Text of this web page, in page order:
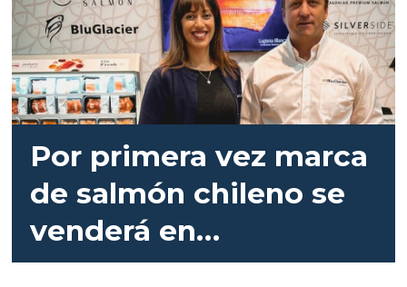
Por primera vez marca
de salmón chileno se
venderá en
supermercados de